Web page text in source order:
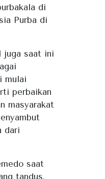
di
Purba di
juga saat ini
mulai
perbaikan
masyarakat
dari
saat
tandus.